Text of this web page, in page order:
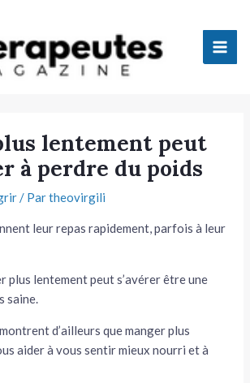
lentement peut
à perdre du poids
/ Partheovirgili
leur repas rapidement, parfois à leur
plus lentement peut s’avérer être une
saine.
d’ailleurs que manger plus
aider à vous sentir mieux nourri et à